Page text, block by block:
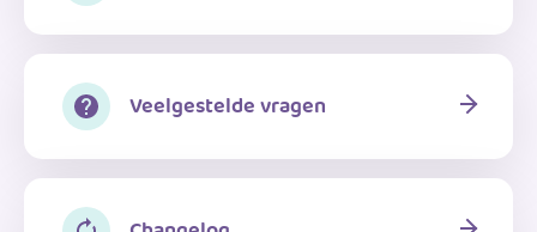
Veelgestelde vragen